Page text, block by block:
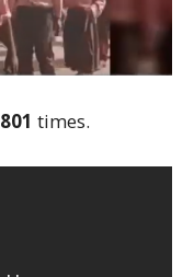
801 times.